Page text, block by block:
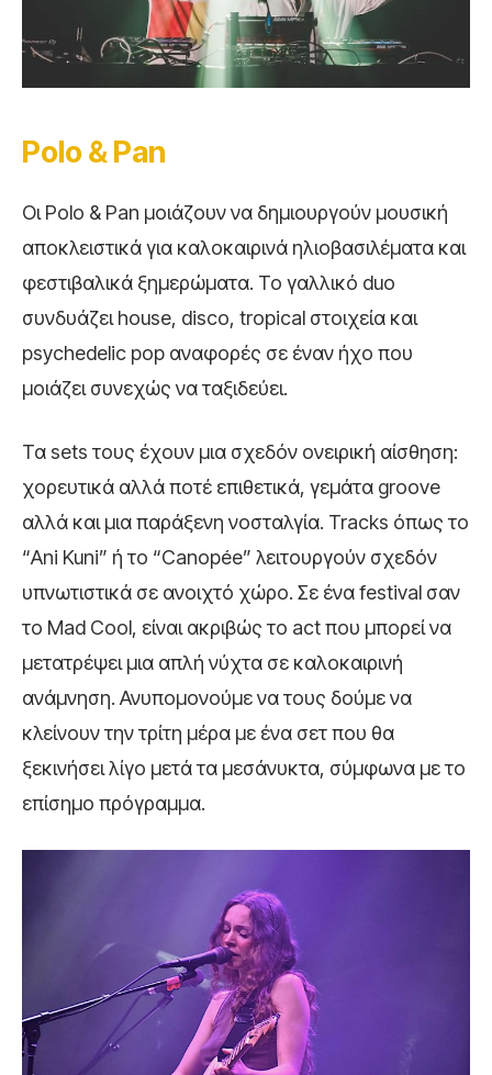
Polo&Pan
Οι Polo & Pan μοιάζουν να δημιουργούν μουσική
αποκλειστικά για καλοκαιρινά ηλιοβασιλέματα και
φεστιβαλικά ξημερώματα. Το γαλλικό duo
συνδυάζει house, disco, tropical στοιχεία και
psychedelic pop αναφορές σε έναν ήχο που
μοιάζει συνεχώς να ταξιδεύει.
Τα sets τους έχουν μια σχεδόν ονειρική αίσθηση:
χορευτικά αλλά ποτέ επιθετικά, γεμάτα groove
αλλά και μια παράξενη νοσταλγία. Tracks όπως το
“Ani Kuni” ή το “Canopée” λειτουργούν σχεδόν
υπνωτιστικά σε ανοιχτό χώρο. Σε ένα festival σαν
το Mad Cool, είναι ακριβώς το act που μπορεί να
μετατρέψει μια απλή νύχτα σε καλοκαιρινή
ανάμνηση. Ανυπομονούμε να τους δούμε να
κλείνουν την τρίτη μέρα με ένα σετ που θα
ξεκινήσει λίγο μετά τα μεσάνυκτα, σύμφωνα με το
επίσημο πρόγραμμα.